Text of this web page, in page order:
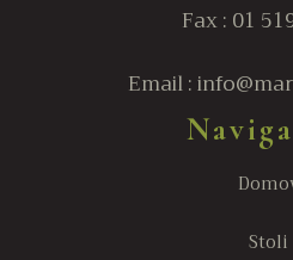
Fax : 01
Email :
Stoli